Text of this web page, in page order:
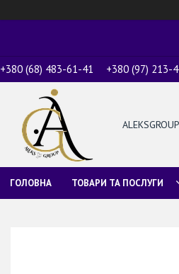
+380 (68) 483-61-41 +380 (97) 213-
ГОЛОВНА ТОВАРИ ТА ПОСЛУГИ